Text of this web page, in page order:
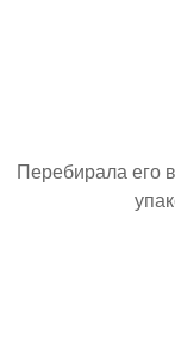
Перебирала его